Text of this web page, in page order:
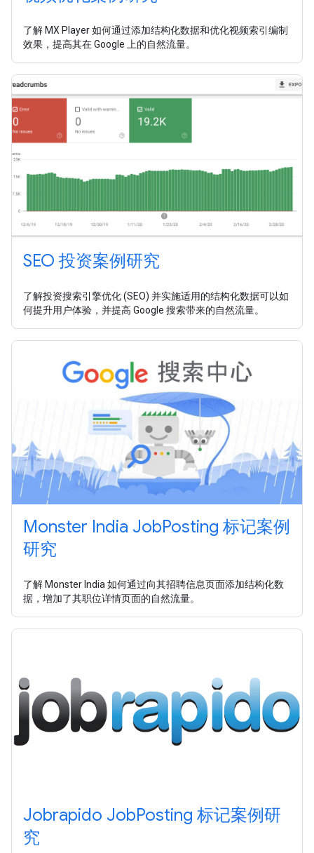
了解 MX Player 如何通过添加结构化数据和优化视频索引编制
效果，提高其在 Google 上的自然流量。
SEO 投资案例研究
了解投资搜索引擎优化 (SEO) 并实施适用的结构化数据可以如
何提升用户体验，并提高 Google 搜索带来的自然流量。
Monster India JobPosting 标记案例
研究
了解 Monster India 如何通过向其招聘信息页面添加结构化数
据，增加了其职位详情页面的自然流量。
Jobrapido JobPosting 标记案例研
究